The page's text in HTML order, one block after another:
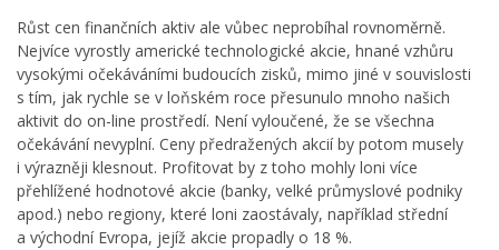
Růst cen finančních aktiv ale vůbec neprobíhal rovnoměrně.
Nejvíce vyrostly americké technologické akcie, hnané vzhůru
vysokými očekáváními budoucích zisků, mimo jiné v souvislosti
s tím, jak rychle se v loňském roce přesunulo mnoho našich
aktivit do on-line prostředí. Není vyloučené, že se všechna
očekávání nevyplní. Ceny předražených akcií by potom musely
i výrazněji klesnout. Profitovat by z toho mohly loni více
přehlížené hodnotové akcie (banky, velké průmyslové podniky
apod.) nebo regiony, které loni zaostávaly, například střední
a východní Evropa, jejíž akcie propadly o 18 %.